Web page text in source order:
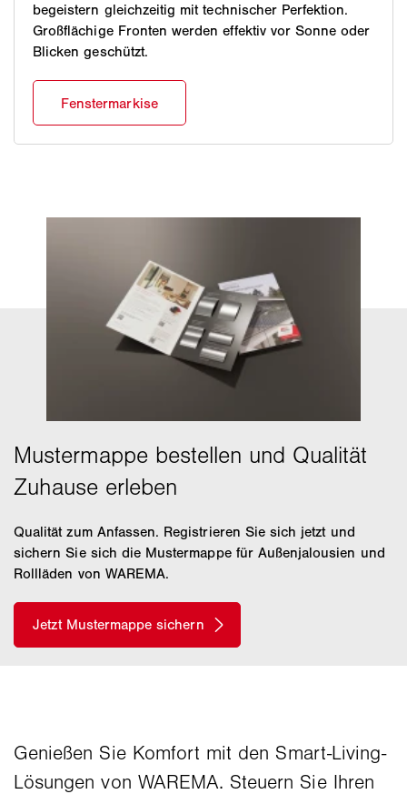
begeistern gleichzeitig mit technischer Perfektion.
Großflächige Fronten werden effektiv vor Sonne oder
Blicken geschützt.
Qualität zum Anfassen. Registrieren Sie sich jetzt und
sichern Sie sich die Mustermappe für Außenjalousien und
Rollläden von WAREMA.
Genießen Sie Komfort mit den Smart-Living-
Lösungen von WAREMA. Steuern Sie Ihren